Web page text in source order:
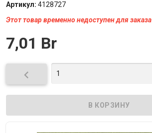
Артикул: 4128727
Этот товар временно недоступен для заказа
7,01 Br
